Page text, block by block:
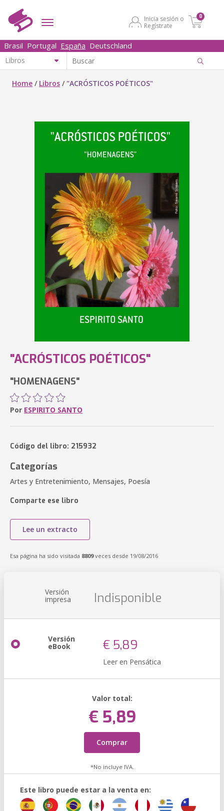
Inicia sesión o
Regístrate
0
Brasil Portugal España Deutschland
Home / Libros / "ACRÓSTICOS POÉTICOS"
"ACRÓSTICOS POÉTICOS"
"HOMENAGENS"
Por ESPIRITO SANTO
Código del libro: 215932
Categorías
Artes y Entretenimiento, Mensajes, Poesía
Comparte ese libro
Lee un extracto
Esa página ha sido visitada 8809veces desde 19/08/2016
Versión
impresa Indisponible
Versión
eBook € 5,89
Leer en Pensática
Valor total:
€ 5,89
Comprar
*No incluye IVA.
Este libro puede estar a la venta en: